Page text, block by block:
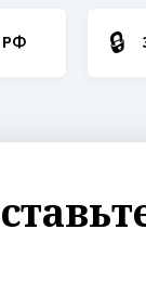
РФ 🔒